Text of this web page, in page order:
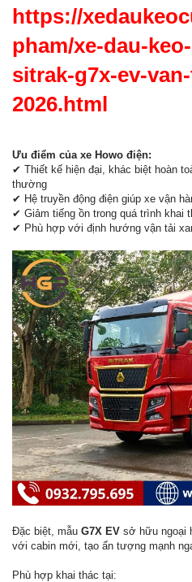
https://
pham/xe-dau-
sitrak-g7x-ev-
2026.html
Ưu điểm của xe Howo điện:
✔ Thiết kế hiện đại, khác biệt hoàn
thường
✔ Hệ truyền động điện giúp xe vận
✔ Giảm tiếng ồn trong quá trình khai
✔ Phù hợp với định hướng vận tải
Đặc biệt, mẫu G7X EV sở hữu ngoại
với cabin mới, tạo ấn tượng mạnh
Phù hợp khai thác tại: